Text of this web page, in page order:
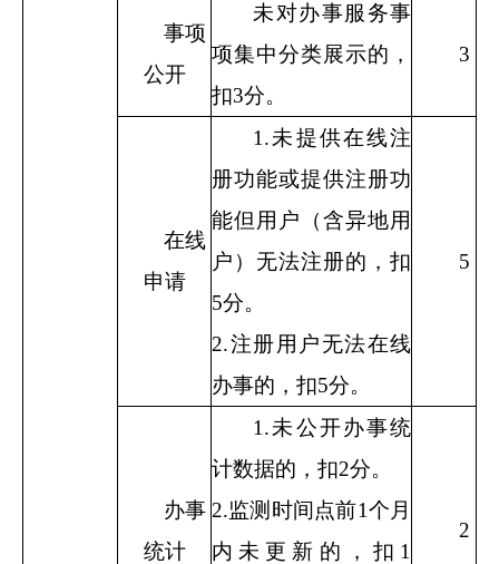
事项
公开
未对办事服务事
项集中分类展示的，
扣3分。
3
在线
申请
1.未提供在线注
册功能或提供注册功
能但用户（含异地用
户）无法注册的，扣
5分。
2.注册用户无法在线
办事的，扣5分。
5
办事
统计
1.未公开办事统
计数据的，扣2分。
2.监测时间点前1个月
内未更新的，扣 1
2